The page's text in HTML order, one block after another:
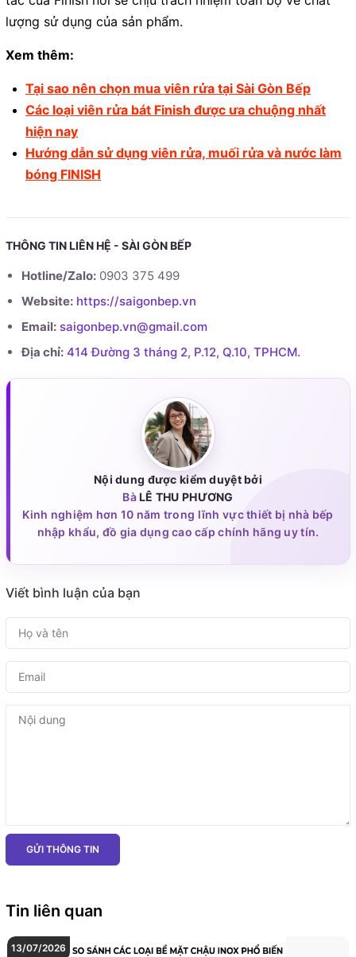
lượng sử dụng của sản phẩm.
Xem thêm:
Tại sao nên chọn mua viên rửa tại Sài Gòn Bếp
Các loại viên rửa bát Finish được ưa chuộng nhất
hiện nay
Hướng dẫn sử dụng viên rửa, muối rửa và nước làm
bóng FINISH
THÔNG TIN LIÊN HỆ - SÀI GÒN BẾP
Hotline/Zalo: 0903 375 499
Website: https://saigonbep.vn
Email: saigonbep.vn@gmail.com
Địa chỉ: 414 Đường 3 tháng 2, P.12, Q.10, TPHCM.
Nội dung được kiểm duyệt bởi
BàLÊ THU PHƯƠNG
Kinh nghiệm hơn 10 năm trong lĩnh vực thiết bị nhà bếp
nhập khẩu, đồ gia dụng cao cấp chính hãng uy tín.
Viết bình luận của bạn
GỬI THÔNG TIN
Tin liên quan
13/07/2026